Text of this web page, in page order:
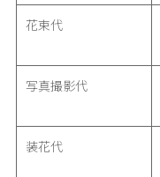
花束代
写真撮影代
装花代